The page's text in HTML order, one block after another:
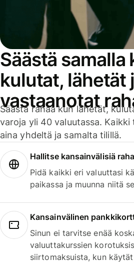
Säästä samalla
kulutat, lähetät
vastaanotat
Säästä rahaa kun lähetät,
varoja yli 40 valuutassa.
aina yhdeltä ja samalta tilillä.
Hallitse kansainvälisiä
Pidä kaikki eri valuuttasi
paikassa ja muunna niitä
Kansainvälinen
Sinun ei tarvitse enää
valuuttakurssien
siirtomaksuista, kun